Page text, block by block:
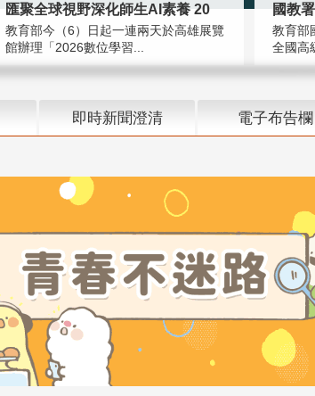
匯聚全球視野深化師生AI素養 20
教育部今（6）日起一連兩天於高雄展覽
館辦理「2026數位學習...
教育部
全國高
即時新聞澄清 電子布告欄